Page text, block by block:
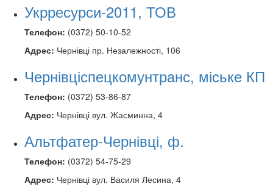
Укрресурси-2011, ТОВ
Телефон: (0372) 50-10-52
Адрес: Чернівці пр. Незалежності, 106
Чернівціспецкомунтранс, міське КП
Телефон: (0372) 53-86-87
Адрес: Чернівці вул. Жасминна, 4
Альтфатер-Чернівці, ф.
Телефон: (0372) 54-75-29
Адрес: Чернівці вул. Василя Лесина, 4